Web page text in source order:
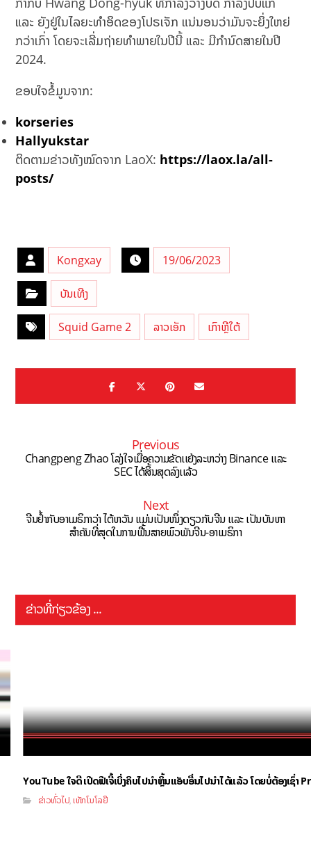
ແລະ ຍັງຢູ່ໃນໄລຍະທຳອິດຂອງໂປຣເຈັກ ແນ່ນອນວ່າມັນຈະຍິ່ງໃຫຍ່
ກວ່າເກົ່າ ໂດຍຈະເລີ່ມຖ່າຍທຳພາຍໃນປີນີ້ ແລະ ມີກຳນົດສາຍໃນປີ
2024.
ຂອບໃຈຂໍ້ມູນຈາກ:
korseries
Hallyukstar
ຕິດຕາມຂ່າວທັງໝົດຈາກ LaoX: https://laox.la/all-
posts/
Kongxay 19/06/2023
ບັນເທີງ
Squid Game 2 ລາວເອັກ ເກົາຫຼີໃຕ້
Previous
Changpeng Zhao ໂລ່ງໃຈເມື່ອຄວາມຂັດເເຍ້ງລະຫວ່າງ Binance ເເລະ
SEC ໄດ້ສິ້ນສຸດລົງເເລ້ວ
Next
ຈີນຢໍ້າກັບອາເມຣິກາວ່າ ໄຕ້ຫວັນ ແມ່ນເປັນໜຶ່ງດຽວກັບຈີນ ແລະ ເປັນບັນຫາ
ສຳຄັນທີ່ສຸດໃນການຟື້ນສາຍພົວພັນຈີນ-ອາເມຣິກາ
ຂ່າວທີ່ກ່ຽວຂ້ອງ ...
YouTube ໃຈດີ ເປີດຟີເຈີ້ເບິ່ງຄິບໄປນຳຫຼິ້ນແອັບອື່ນໄປນຳໄດ້ແລ້ວ ໂດຍບໍ່ຕ້ອງເຊົ່າ
ຂ່າວທົ່ວໄປ ,ເທັກໂນໂລຢີ